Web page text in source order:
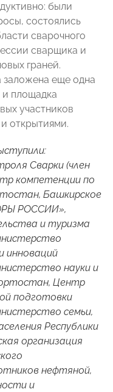
были
состоялись
сварочного
сварщика и
граней.
заложена еще одна
площадка
участников
открытиями.
Сварки (член
компетенции по
Башкирское
РОССИИ»,
и туризма
инноваций
науки и
Центр
подготовки
семьи,
Республики
организация
нефтяной,
и